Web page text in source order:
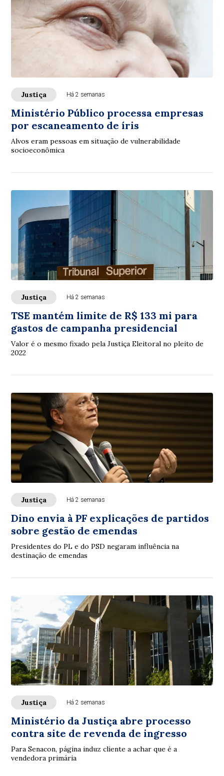
Justiça Há 2 semanas
Ministério Público processa empresas
por escaneamento de íris
Alvos eram pessoas em situação de vulnerabilidade
socioeconômica
Justiça Há 2 semanas
TSE mantém limite de R$ 133 mi para
gastos de campanha presidencial
Valor é o mesmo fixado pela Justiça Eleitoral no pleito de
2022
Justiça Há 2 semanas
Dino envia à PF explicações de partidos
sobre gestão de emendas
Presidentes do PL e do PSD negaram influência na
destinação de emendas
Justiça Há 2 semanas
Ministério da Justiça abre processo
contra site de revenda de ingresso
Para Senacon, página induz cliente a achar que é a
vendedora primária